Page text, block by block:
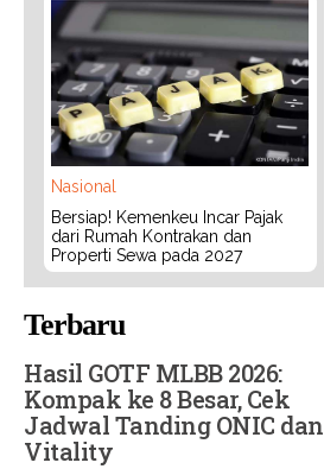
Nasional
Bersiap! Kemenkeu Incar Pajak
dari Rumah Kontrakan dan
Properti Sewa pada 2027
Terbaru
Hasil GOTF MLBB 2026:
Kompak ke 8 Besar, Cek
Jadwal Tanding ONIC dan
Vitality